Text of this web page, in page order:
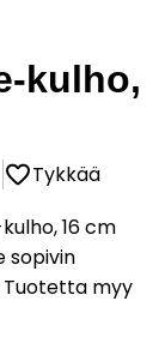
kulho,
Tykkää
16 cm
sopivin
Tuotetta myy